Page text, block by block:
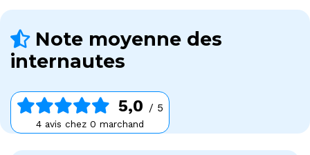
Note moyenne des
internautes
5,0 / 5
4 avis chez 0 marchand